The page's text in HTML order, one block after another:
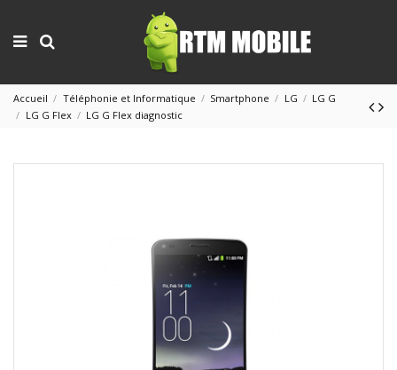
Accueil Téléphonie et Informatique Smartphone LG
LG G
LG G Flex
LG G Flex diagnostic